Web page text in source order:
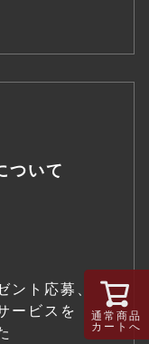
通常商品
カートへ
ついて
ント応募、
ービスを